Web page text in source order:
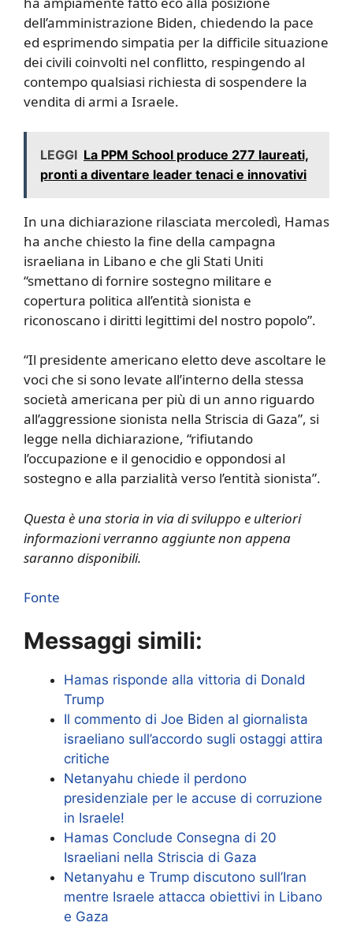
dell’amministrazione Biden, chiedendo la pace
ed esprimendo simpatia per la difficile situazione
dei civili coinvolti nel conflitto, respingendo al
contempo qualsiasi richiesta di sospendere la
vendita di armi a Israele.
LEGGI La PPM School produce 277 laureati,
pronti a diventare leader tenaci e innovativi
In una dichiarazione rilasciata mercoledì, Hamas
ha anche chiesto la fine della campagna
israeliana in Libano e che gli Stati Uniti
“smettano di fornire sostegno militare e
copertura politica all’entità sionista e
riconoscano i diritti legittimi del nostro popolo”.
“Il presidente americano eletto deve ascoltare le
voci che si sono levate all’interno della stessa
società americana per più di un anno riguardo
all’aggressione sionista nella Striscia di Gaza”, si
legge nella dichiarazione, “rifiutando
l’occupazione e il genocidio e oppondosi al
sostegno e alla parzialità verso l’entità sionista”.
Questa è una storia in via di sviluppo e ulteriori
informazioni verranno aggiunte non appena
saranno disponibili.
Fonte
Messaggi simili:
Hamas risponde alla vittoria di Donald
Trump
Il commento di Joe Biden al giornalista
israeliano sull’accordo sugli ostaggi attira
critiche
Netanyahu chiede il perdono
presidenziale per le accuse di corruzione
in Israele!
Hamas Conclude Consegna di 20
Israeliani nella Striscia di Gaza
Netanyahu e Trump discutono sull’Iran
mentre Israele attacca obiettivi in ​​Libano
e Gaza